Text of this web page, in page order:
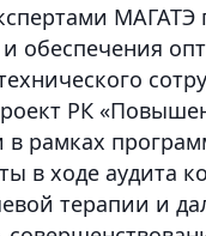
МАГАТЭ
обеспечения
РК
в рамках
в ходе аудита
терапии и